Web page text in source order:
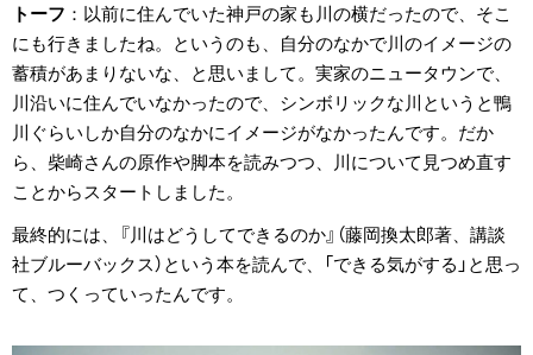
トーフ
以前に住んでいた神戸の家も川の横だったので、そこ
にも行きましたね。というのも、自分のなかで川のイメージの
蓄積があまりないな、と思いまして。実家のニュータウンで、
川沿いに住んでいなかったので、シンボリックな川というと鴨
川ぐらいしか自分のなかにイメージがなかったんです。だか
ら、柴崎さんの原作や脚本を読みつつ、川について見つめ直す
ことからスタートしました。
最終的には、『川はどうしてできるのか』（藤岡換太郎著、講談
社ブルーバックス）という本を読んで、「できる気がする」と思っ
て、つくっていったんです。